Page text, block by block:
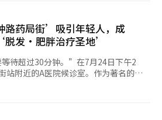
直采。易买得大部分商品直接从海外引
商店还引入了在大型超市中未曾销售的
迎的产品。易买得相关人士表示：“未来
考虑WOW商店的扩展，但目前尚未决
“超值统一价商店”。该店销售700多种
存容器、洗涤用品、内衣、袜子等，价
均在1万韩元以下。未来还计划根据顾
杂货领域过去主
示：“如果是自己买，肯定要花超过3
水果也会很麻烦。”他还提到：“虽然是
们也一起点外卖分享。” 根据行业
期化，2030年代的消费方式正在发生
钱策略”，人们开始通过团购分摊费
宜餐厅和折扣信息，实用型消费逐渐成
例子是“外食应用”，它以地图形式提
算的餐厅，并可以注册自己知道的超低
路药局街’吸引年轻人，成
发·肥胖治疗圣地’
等待超过30分钟。”在7月24日下午2
站附近的A医院候诊室。作为著名的脱
绎不绝。当天，30多岁的上班族金某请
”金某当天支付的费用为诊疗费9900